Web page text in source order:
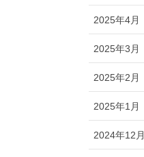
2025年4月
2025年3月
2025年2月
2025年1月
2024年12月